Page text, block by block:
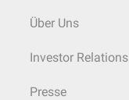
Über Uns
Investor Relations
Presse